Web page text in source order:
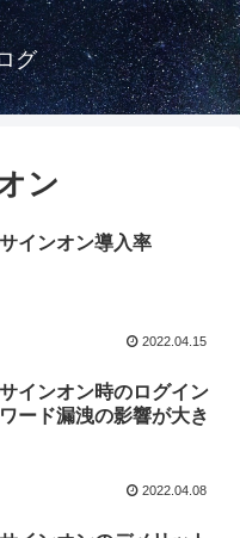
グ
ン
インオン導入率
2022.04.15
インオン時のログイン
ード漏洩の影響が大き
2022.04.08